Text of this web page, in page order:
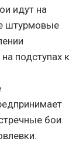
идут на
штурмовые
подступах к
бои